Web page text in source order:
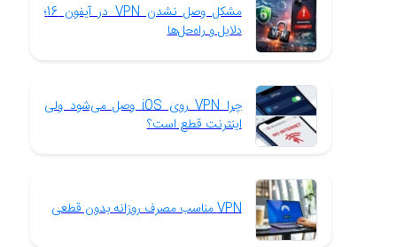
مشکل وصل نشدن VPN در آیفون 16؛
دلایل و راه‌حل‌ها
چرا VPN روی iOS وصل می‌شود ولی
اینترنت قطع است؟
VPN مناسب مصرف روزانه بدون قطعی